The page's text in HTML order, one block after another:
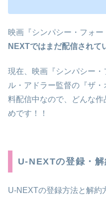
映画『シンパシー・フォー
NEXTではまだ配信されて
現在、映画『シンパシー
ル・アドラー監督の『ザ
料配信中なので、どんな
めです！！
U-NEXTの登録・
U-NEXTの登録方法と解約